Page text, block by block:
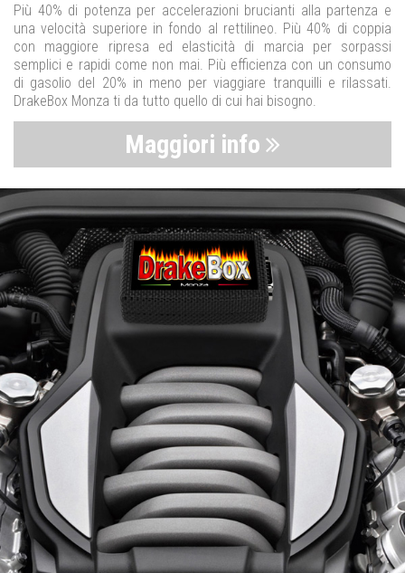
Più 40% di potenza per accelerazioni brucianti alla partenza e
una velocità superiore in fondo al rettilineo. Più 40% di coppia
con maggiore ripresa ed elasticità di marcia per sorpassi
semplici e rapidi come non mai. Più efficienza con un consumo
di gasolio del 20% in meno per viaggiare tranquilli e rilassati.
DrakeBox Monza ti da tutto quello di cui hai bisogno.
Maggiori info